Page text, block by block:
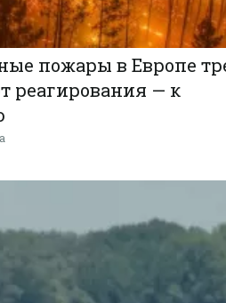
пожары в Европе
реагирования — к